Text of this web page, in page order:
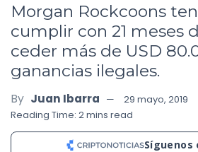
Morgan Rockcoons
cumplir con 21 meses
ceder más de USD
ganancias ilegales.
By Juan Ibarra
29 mayo, 2019
Reading Time: 2 mins read
Síguenos